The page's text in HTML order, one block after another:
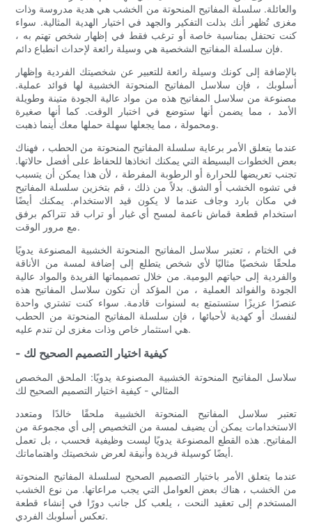
والعائلة. سلسلة المفاتيح المنحوتة من الخشب هي هدية مدروسة وذات
مغزى تُظهر أنك بذلت التفكير والجهد في اختيار الهدية المثالية. سواء
كنت تحتفل بمناسبة خاصة أو ترغب فقط في إظهار شخص تهتم به ،
فإن سلسلة المفاتيح الشخصية هي وسيلة رائعة لإحداث انطباع دائم.
بالإضافة إلى كونك وسيلة رائعة للتعبير عن شخصيتك الفردية وإظهار
أسلوبك ، فإن سلاسل المفاتيح المنحوتة الخشبية لها فوائد عملية.
مصنوعة من سلاسل المفاتيح هذه من مواد عالية الجودة متينة وطويلة
الأمد ، مما يضمن أنها ستوضع في اختبار الوقت. كما أنها صغيرة
ومحمولة ، مما يجعلها سهلة حملها معك أينما ذهبت.
عندما يتعلق الأمر برعاية سلسلة المفاتيح المنحوتة من الحطب ، فهناك
بعض الخطوات البسيطة التي يمكنك اتخاذها للحفاظ على أفضل حالاتها.
تجنب تعريضها للحرارة أو الرطوبة المفرطة ، لأن هذا يمكن أن يتسبب
في تشوه الخشب أو الشق. بدلاً من ذلك ، قم بتخزين سلسلة المفاتيح
في مكان بارد وجاف عندما لا يكون قيد الاستخدام. يمكنك أيضًا
استخدام قطعة قماش ناعمة لمسح أي غبار أو تراب قد تتراكم برفق
مع مرور الوقت.
في الختام ، تعتبر سلاسل المفاتيح المنحوتة الخشبية المصنوعة يدويًا
ملحقًا شخصيًا مثاليًا لأي شخص يتطلع إلى إضافة لمسة من الأناقة
والفردية إلى حياتهم اليومية. من خلال تصميماتها الفريدة والمواد عالية
الجودة والفوائد العملية ، من المؤكد أن تكون سلاسل المفاتيح هذه
عنصرًا عزيزًا ستستمتع به لسنوات قادمة. سواء كنت تشتري واحدة
لنفسك أو كهدية لأحبائها ، فإن سلسلة المفاتيح المنحوتة من الحطب
هي استثمار خاص وذات مغزى لن تندم عليه.
- كيفية اختيار التصميم الصحيح لك
سلاسل المفاتيح المنحوتة الخشبية المصنوعة يدويًا: الملحق المخصص
المثالي - كيفية اختيار التصميم الصحيح لك
تعتبر سلاسل المفاتيح المنحوتة الخشبية ملحقًا خالدًا ومتعدد
الاستخدامات يمكن أن يضيف لمسة من التخصيص إلى أي مجموعة من
المفاتيح. هذه القطع المصنوعة يدويًا ليست وظيفية فحسب ، بل تعمل
أيضًا كوسيلة فريدة وأنيقة لعرض شخصيتك واهتماماتك.
عندما يتعلق الأمر باختيار التصميم الصحيح لسلسلة المفاتيح المنحوتة
من الخشب ، هناك بعض العوامل التي يجب مراعاتها. من نوع الخشب
المستخدم إلى تعقيد النحت ، يلعب كل جانب دورًا في إنشاء قطعة
تعكس أسلوبك الفردي.